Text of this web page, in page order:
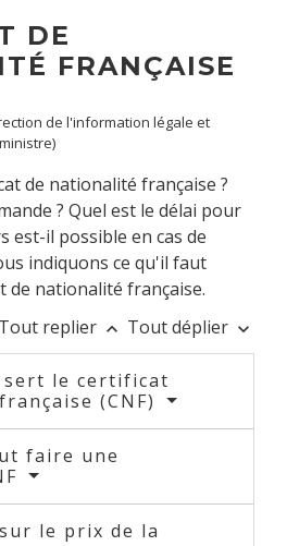
DE
FRANÇAISE
de l'information légale et
de nationalité française ?
? Quel est le délai pour
est-il possible en cas de
indiquons ce qu'il faut
de nationalité française.
Tout replier keyboard_arrow_up Tout déplier keyboard_arrow_down
le certificat
(CNF)
faire une
le prix de la